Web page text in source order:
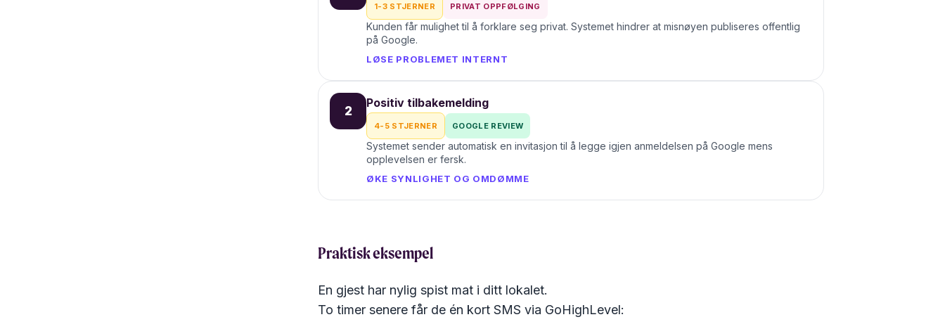
1-3 STJERNER PRIVAT OPPFØLGING
Kunden får mulighet til å forklare seg privat. Systemet hindrer at misnøyen publiseres offentlig
på Google.
LØSE PROBLEMET INTERNT
2
Positiv tilbakemelding
4-5 STJERNER GOOGLE REVIEW
Systemet sender automatisk en invitasjon til å legge igjen anmeldelsen på Google mens
opplevelsen er fersk.
ØKE SYNLIGHET OG OMDØMME
Praktisk eksempel
En gjest har nylig spist mat i ditt lokalet.
To timer senere får de én kort SMS via GoHighLevel: